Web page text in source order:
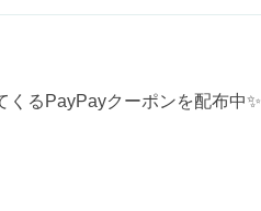
るPayPayクーポンを配布中✨